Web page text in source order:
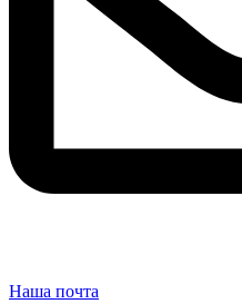
Наша почта